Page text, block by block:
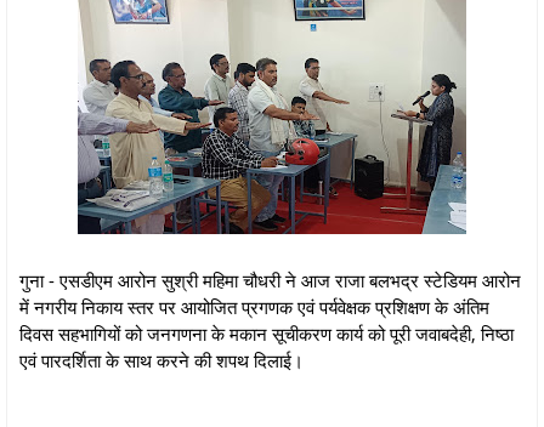
गुना - एसडीएम आरोन सुश्री महिमा चौधरी ने आज राजा बलभद्र स्टेडियम आरोन
में नगरीय निकाय स्तर पर आयोजित प्रगणक एवं पर्यवेक्षक प्रशिक्षण के अंतिम
दिवस सहभागियों को जनगणना के मकान सूचीकरण कार्य को पूरी जवाबदेही, निष्ठा
एवं पारदर्शिता के साथ करने की शपथ दिलाई।